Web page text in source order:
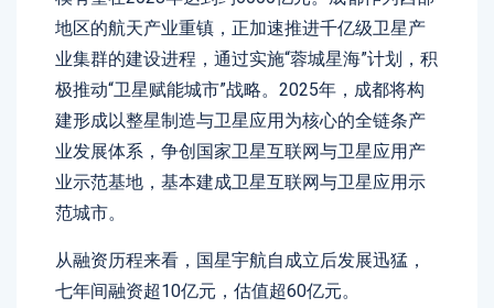
地区的航天产业重镇，正加速推进千亿级卫星产
业集群的建设进程，通过实施“蓉城星海”计划，积
极推动“卫星赋能城市”战略。2025年，成都将构
建形成以整星制造与卫星应用为核心的全链条产
业发展体系，争创国家卫星互联网与卫星应用产
业示范基地，基本建成卫星互联网与卫星应用示
范城市。
从融资历程来看，国星宇航自成立后发展迅猛，
七年间融资超10亿元，估值超60亿元。